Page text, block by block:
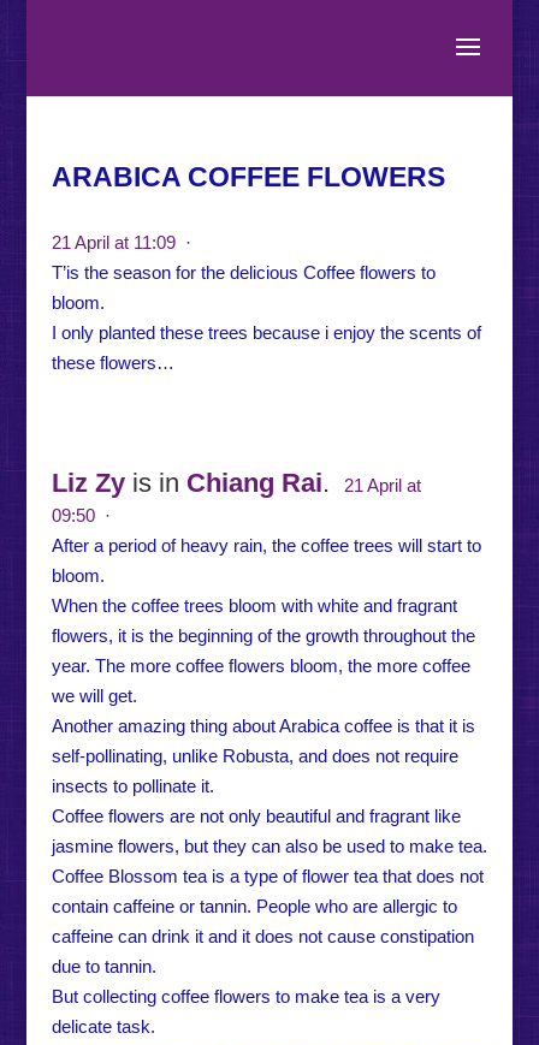
ARABICA COFFEE FLOWERS
21 April at 11:09 ·
T’is the season for the delicious Coffee flowers to
bloom.
I only planted these trees because i enjoy the scents of
these flowers…
Liz Zyis in Chiang Rai.
21 April at
09:50 ·
After a period of heavy rain, the coffee trees will start to
bloom.
When the coffee trees bloom with white and fragrant
flowers, it is the beginning of the growth throughout the
year. The more coffee flowers bloom, the more coffee
we will get.
Another amazing thing about Arabica coffee is that it is
self-pollinating, unlike Robusta, and does not require
insects to pollinate it.
Coffee flowers are not only beautiful and fragrant like
jasmine flowers, but they can also be used to make tea.
Coffee Blossom tea is a type of flower tea that does not
contain caffeine or tannin. People who are allergic to
caffeine can drink it and it does not cause constipation
due to tannin.
But collecting coffee flowers to make tea is a very
delicate task.